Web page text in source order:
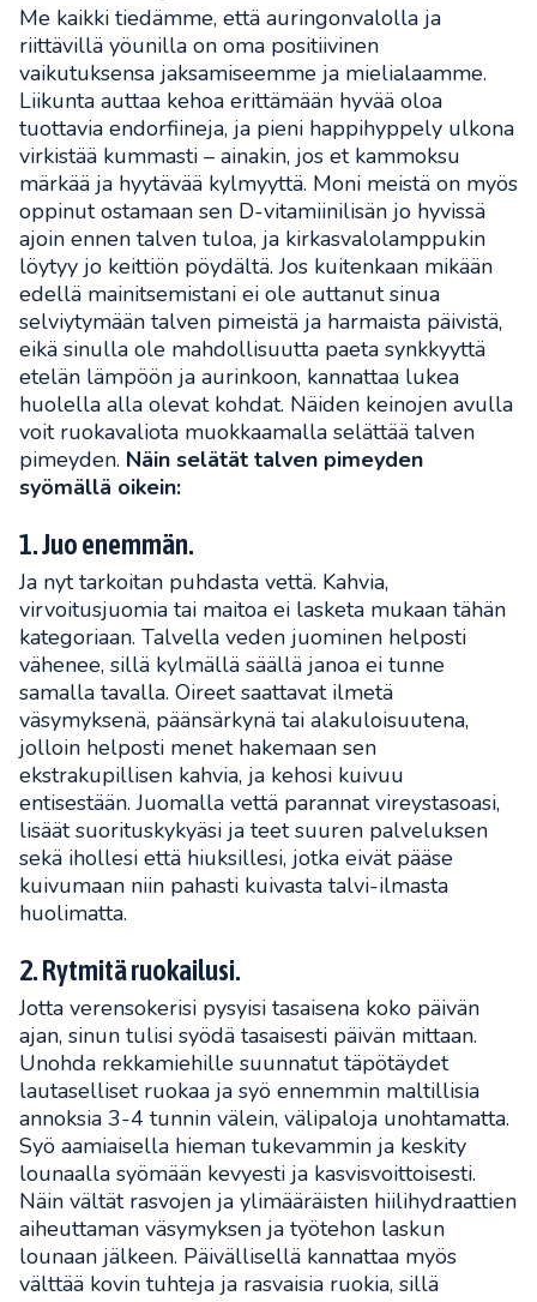
Me kaikki tiedämme, että auringonvalolla ja
riittävillä yöunilla on oma positiivinen
vaikutuksensa jaksamiseemme ja mielialaamme.
Liikunta auttaa kehoa erittämään hyvää oloa
tuottavia endorfiineja, ja pieni happihyppely ulkona
virkistää kummasti – ainakin, jos et kammoksu
märkää ja hyytävää kylmyyttä. Moni meistä on myös
oppinut ostamaan sen D-vitamiinilisän jo hyvissä
ajoin ennen talven tuloa, ja kirkasvalolamppukin
löytyy jo keittiön pöydältä. Jos kuitenkaan mikään
edellä mainitsemistani ei ole auttanut sinua
selviytymään talven pimeistä ja harmaista päivistä,
eikä sinulla ole mahdollisuutta paeta synkkyyttä
etelän lämpöön ja aurinkoon, kannattaa lukea
huolella alla olevat kohdat. Näiden keinojen avulla
voit ruokavaliota muokkaamalla selättää talven
pimeyden. Näin selätät talven pimeyden
syömällä oikein:
1. Juo enemmän.
Ja nyt tarkoitan puhdasta vettä. Kahvia,
virvoitusjuomia tai maitoa ei lasketa mukaan tähän
kategoriaan. Talvella veden juominen helposti
vähenee, sillä kylmällä säällä janoa ei tunne
samalla tavalla. Oireet saattavat ilmetä
väsymyksenä, päänsärkynä tai alakuloisuutena,
jolloin helposti menet hakemaan sen
ekstrakupillisen kahvia, ja kehosi kuivuu
entisestään. Juomalla vettä parannat vireystasoasi,
lisäät suorituskykyäsi ja teet suuren palveluksen
sekä ihollesi että hiuksillesi, jotka eivät pääse
kuivumaan niin pahasti kuivasta talvi-ilmasta
huolimatta.
2. Rytmitä ruokailusi.
Jotta verensokerisi pysyisi tasaisena koko päivän
ajan, sinun tulisi syödä tasaisesti päivän mittaan.
Unohda rekkamiehille suunnatut täpötäydet
lautaselliset ruokaa ja syö ennemmin maltillisia
annoksia 3-4 tunnin välein, välipaloja unohtamatta.
Syö aamiaisella hieman tukevammin ja keskity
lounaalla syömään kevyesti ja kasvisvoittoisesti.
Näin vältät rasvojen ja ylimääräisten hiilihydraattien
aiheuttaman väsymyksen ja työtehon laskun
lounaan jälkeen. Päivällisellä kannattaa myös
välttää kovin tuhteja ja rasvaisia ruokia, sillä